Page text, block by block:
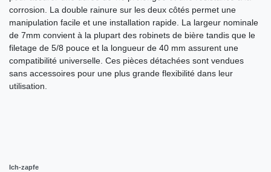
corrosion. La double rainure sur les deux côtés permet une
manipulation facile et une installation rapide. La largeur nominale
de 7mm convient à la plupart des robinets de bière tandis que le
filetage de 5/8 pouce et la longueur de 40 mm assurent une
compatibilité universelle. Ces pièces détachées sont vendues
sans accessoires pour une plus grande flexibilité dans leur
utilisation.
Ich-zapfe